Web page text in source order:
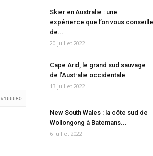
#166680
Skier en Australie : une
expérience que l’on vous conseille
de...
20 juillet 2022
Cape Arid, le grand sud sauvage
de l’Australie occidentale
13 juillet 2022
New South Wales : la côte sud de
Wollongong à Batemans...
6 juillet 2022